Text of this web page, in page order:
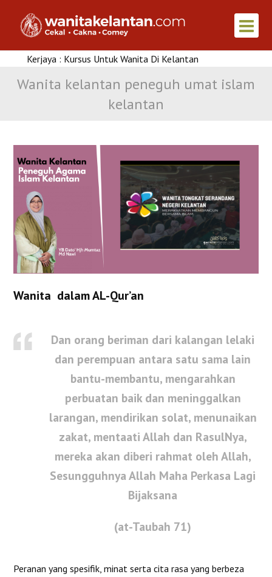
: Kursus Untuk Wanita Di Kelantan
Wanita kelantan peneguh umat islam
kelantan
Wanita dalam AL-Qur’an​
Dan orang beriman dari kalangan lelaki
dan perempuan antara satu sama lain
bantu-membantu, mengarahkan
perbuatan baik dan meninggalkan
larangan, mendirikan solat, menunaikan
zakat, mentaati Allah dan RasulNya,
mereka akan diberi rahmat oleh Allah,
Sesungguhnya Allah Maha Perkasa Lagi
Bijaksana
(at-Taubah 71)​
Peranan yang spesifik, minat serta cita rasa yang berbeza